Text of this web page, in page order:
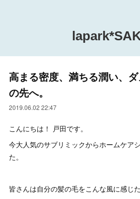
高まる密度、満ちる潤い、
の先へ。
2019.06.02 22:47
こんにちは！ 戸田です。
今大人気のサブリミックからホームケア
た。
皆さんは自分の髪の毛をこんな風に感じ